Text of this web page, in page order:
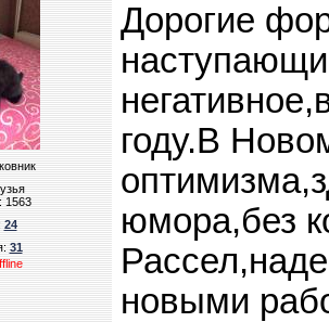
1563
24
31
Дорогие
году.В
юмора,без
новыми